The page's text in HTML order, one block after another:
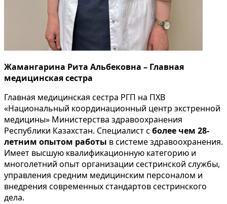
Жамангарина Рита Альбековна – Главная
медицинская сестра
Главная медицинская сестра РГП на ПХВ
«Национальный координационный центр экстренной
медицины» Министерства здравоохранения
Республики Казахстан. Специалист с более чем 28-
летним опытом работы в системе здравоохранения.
Имеет высшую квалификационную категорию и
многолетний опыт организации сестринской службы,
управления средним медицинским персоналом и
внедрения современных стандартов сестринского
дела.